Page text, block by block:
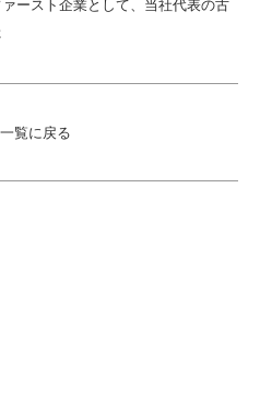
ースト企業として、当社代表の古
覧に戻る